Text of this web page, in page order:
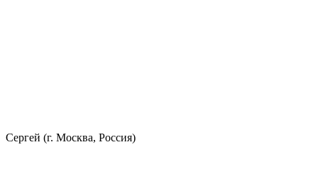
Сергей (г. Москва, Россия)